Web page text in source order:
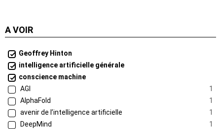
A VOIR
Geoffrey Hinton
intelligence artificielle générale
conscience machine
AGI
1
AlphaFold
1
avenir de l’intelligence artificielle
1
DeepMind
1